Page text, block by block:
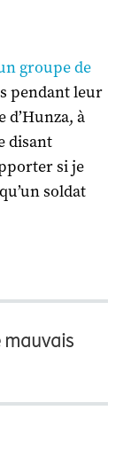
groupe de
pendant leur
d’Hunza, à
disant
si je
soldat
mauvais